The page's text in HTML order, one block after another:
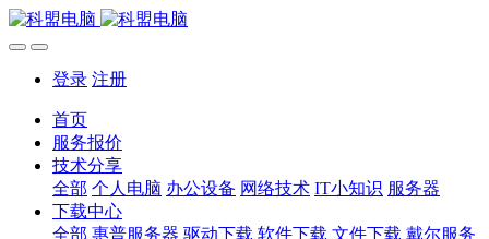
登录 注册
首页
服务报价
技术分享
全部 个人电脑 办公设备 网络技术 IT小知识 服务器
下载中心
全部 惠普服务器 驱动下载 软件下载 文件下载 戴尔服务